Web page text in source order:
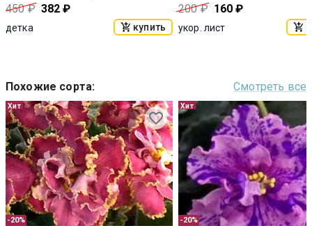
450₽ 382 ₽
детка купить
200₽ 160 ₽
укор. лист
Похожие сорта: Смотреть все
-20%
Хит
-20%
Хит